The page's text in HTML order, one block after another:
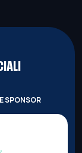
SPONSOR